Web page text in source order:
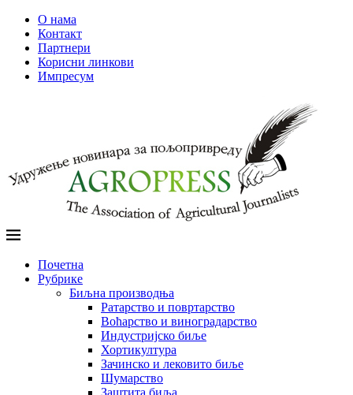
О нама
Контакт
Партнери
Корисни линкови
Импресум
Почетна
Рубрике
Биљна производња
Ратарство и повртарство
Воћарство и виноградарство
Индустријско биље
Хортикултура
Зачинско и лековито биље
Шумарство
Заштита биља